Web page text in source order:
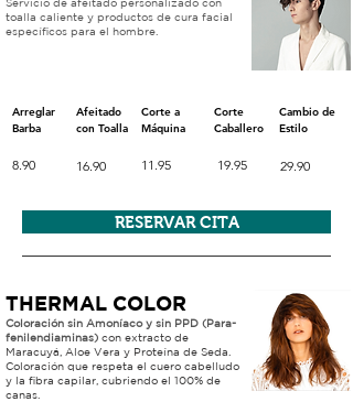
toalla caliente y productos de cura facial
específicos para el hombre.
Arreglar
Barba
Afeitado
con Toalla
Corte a
Máquina
Corte
Caballero
Cambio de
Estilo
8.90 16.90 11.95 19.95 29.90
RESERVAR CITA
THERMAL COLOR
Coloración sin Amoníaco y sin PPD (Para-
fenilendiaminas) con extracto de
Maracuyá, Aloe Vera y Proteína de Seda.
Coloración que respeta el cuero cabelludo
y la fibra capilar, cubriendo el 100% de
canas.